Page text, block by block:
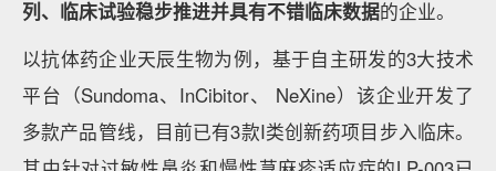
2023年国内针对生物医药各细分领域出台的临床研究